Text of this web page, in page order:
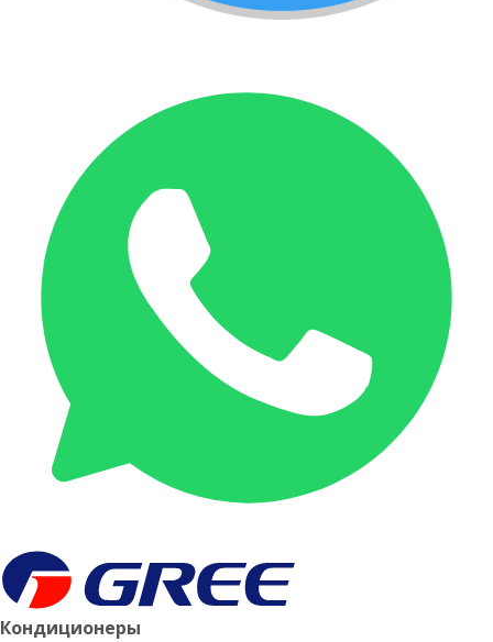
Кондиционеры